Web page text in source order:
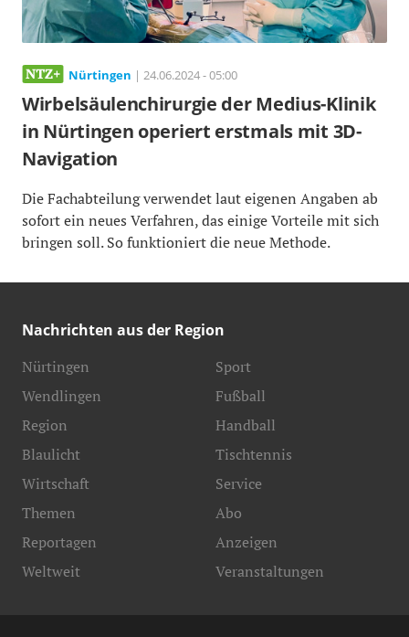
Nürtingen | 24.06.2024 - 05:00
Wirbelsäulenchirurgie der Medius-Klinik
in Nürtingen operiert erstmals mit 3D-
Navigation
Die Fachabteilung verwendet laut eigenen Angaben ab
sofort ein neues Verfahren, das einige Vorteile mit sich
bringen soll. So funktioniert die neue Methode.
Nachrichten aus der Region
Nürtingen
Wendlingen
Region
Blaulicht
Sport
Fußball
Handball
Tischtennis
Wirtschaft
Themen
Reportagen
Weltweit
Service
Abo
Anzeigen
Veranstaltungen